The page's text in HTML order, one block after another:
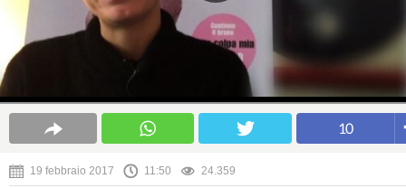
10
19 febbraio 2017 11:50 24.359